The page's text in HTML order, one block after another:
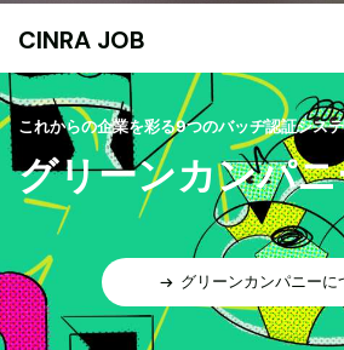
CINRA JOB
これからの企業を彩る9つのバッヂ認証シス
グリーンカンパ
グリーンカンパニーに